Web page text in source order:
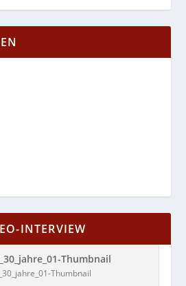
INTERVIEW
Thumbnail